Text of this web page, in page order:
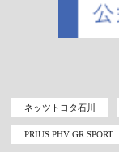
ネッツトヨタ石川
PRIUS PHV GR SPORT